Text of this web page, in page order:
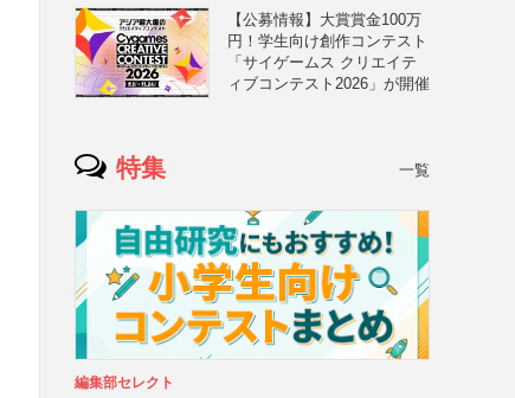
【公募情報】大賞賞金100万
円！学生向け創作コンテスト
「サイゲームス クリエイテ
ィブコンテスト2026」が開催
特集 一覧
編集部セレクト